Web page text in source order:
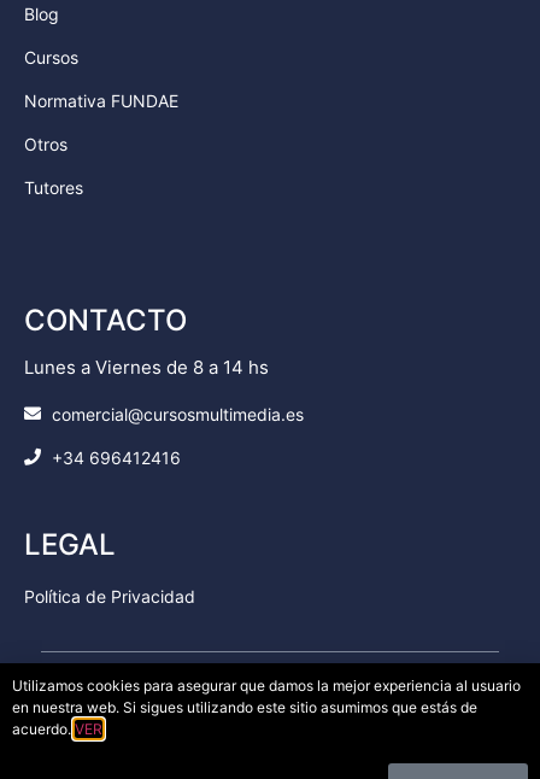
Blog
Cursos
Normativa FUNDAE
Otros
Tutores
CONTACTO
Lunes a Viernes de 8 a 14 hs
comercial@cursosmultimedia.es
+34 696412416
LEGAL
Política de Privacidad
© Copyright 2025
– Todos los
Utilizamos cookies para asegurar que damos la mejor experiencia al usuario
en nuestra web. Si sigues utilizando este sitio asumimos que estás de
acuerdo. VER